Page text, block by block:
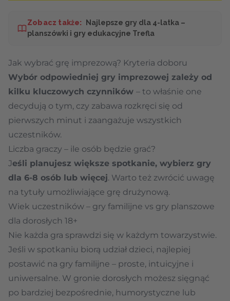
Zobacz także:
Najlepsze gry dla 4-latka –
planszówki i gry edukacyjne Trefla
Jak wybrać grę imprezową? Kryteria doboru
Wybór odpowiedniej gry imprezowej zależy od
kilku kluczowych czynników – to właśnie one
decydują o tym, czy zabawa rozkręci się od
pierwszych minut i zaangażuje wszystkich
uczestników.
Liczba graczy – ile osób będzie grać?
Jeśli planujesz większe spotkanie, wybierz gry
dla 6-8 osób lub więcej. Warto też zwrócić uwagę
na tytuły umożliwiające grę drużynową.
Wiek uczestników – gry familijne vs gry planszowe
dla dorosłych 18+
Nie każda gra sprawdzi się w każdym towarzystwie.
Jeśli w spotkaniu biorą udział dzieci, najlepiej
postawić na gry familijne – proste, intuicyjne i
uniwersalne. W gronie dorosłych możesz sięgnąć
po bardziej bezpośrednie, humorystyczne lub